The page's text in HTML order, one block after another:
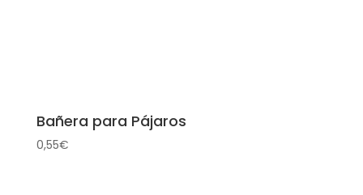
Bañera para Pájaros
0,55€